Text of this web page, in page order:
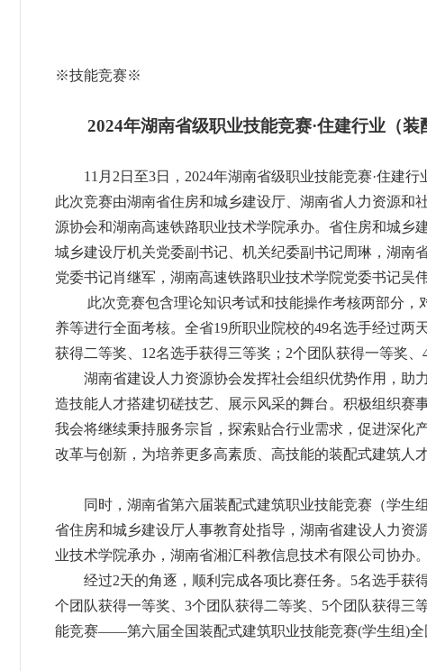
※技能竞赛※
2024年湖南省级职业技能竞赛·住建行业（装
11 月 2 日至3日， 2024年湖南省级职业技能竞赛·住建行
此次竞赛由湖南省住房和城乡建设厅、湖南省人力资源和
源协会和湖南高速铁路职业技术学院承办。省住房和城乡
城乡建设厅机关党委副书记、机关纪委副书记周琳，湖南
党委书记肖继军，湖南高速铁路职业技术学院党委书记吴
此次竞赛包含理论知识考试和技能操作考核两部分
养等进行全面考核。全省19所职业院校的49名选手经过两
获得二等奖、 12名选手获得三等奖； 2个团队获得一等奖、
湖南省建设人力资源协会发挥社会组织优势作用，助
造技能人才搭建切磋技艺、展示风采的舞台。积极组织赛
我会将继续秉持服务宗旨，探索贴合行业需求，促进深化
改革与创新，为培养更多高素质、高技能的装配式建筑人
同时 ，湖南省第六届装配式建筑职业技能竞赛 （学生
省住房和城乡建设厅人事教育处指导，湖南省建设人力资
业技术学院承办，湖南省湘汇科教信息技术有限公司协办
经过2天的角逐，顺利完成各项比赛任务。 5名选手获
个团队获得一等奖、 3个团队获得二等奖、 5个团队获得三
能竞赛——第六届全国装配式建筑职业技能竞赛(学生组)全